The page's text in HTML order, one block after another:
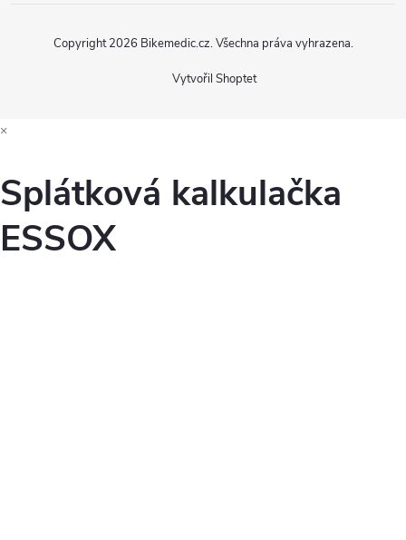
Vytvořil Shoptet
Copyright 2026 Bikemedic.cz. Všechna práva vyhrazena.
×
Splátková kalkulačka
ESSOX